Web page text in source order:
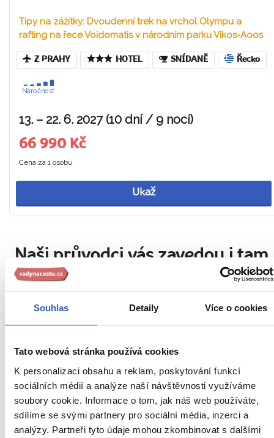
Souhlas Detaily Více o cookies
Tato webová stránka používá cookies
K personalizaci obsahu a reklam, poskytování funkcí
sociálních médií a analýze naší návštěvnosti využíváme
soubory cookie. Informace o tom, jak náš web používáte,
sdílíme se svými partnery pro sociální média, inzerci a
analýzy. Partneři tyto údaje mohou zkombinovat s dalšími
Tipy na zážitky: Dvoudenní trek na vrchol Olympu a
rafting na řece Voidomatis v národním parku Vikos-Aoos
Z PRAHY HOTEL SNÍDANĚ Řecko
Náročnost
13. – 22. 6. 2027 (10 dní / 9 nocí)
66 990 Kč
Cena za 1 osobu
Ukaž
Naši průvodci vás zavedou i tam,
Zuzana Hrdinová